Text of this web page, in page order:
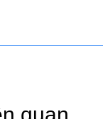
quan